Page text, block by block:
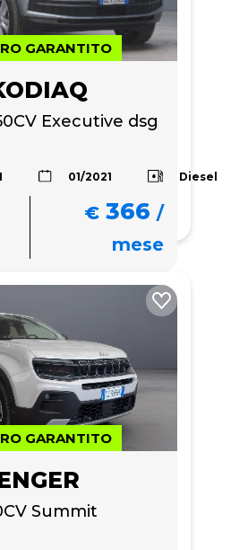
GARANTITO
Executive dsg
01/2021 Diesel
€ 366 /
mese
GARANTITO
Summit